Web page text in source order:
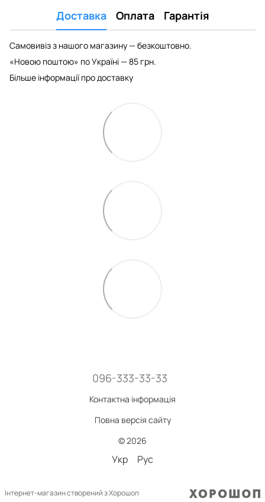
Доставка Оплата Гарантія
Самовивіз з нашого магазину — безкоштовно.
«Новою поштою» по Україні — 85 грн.
Більше інформації про доставку
096-333-33-33
Контактна інформація
Повна версія сайту
© 2026
Укр Рус
Інтернет-магазин створений з Хорошоп